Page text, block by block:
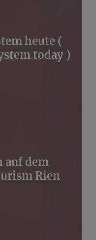
heute (
today )
auf dem
Rien